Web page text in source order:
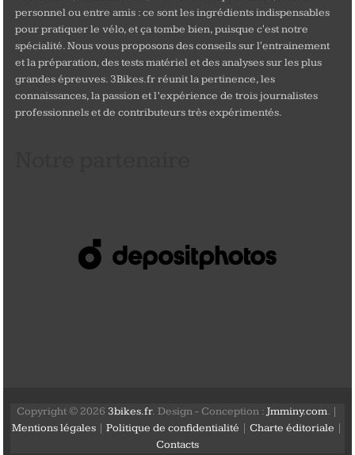
personnel ou entre amis : ce sont les ingrédients indispensables
pour pratiquer le vélo, et ça tombe bien, puisque c'est notre
spécialité. Nous vous proposons des conseils sur l'entrainement
et la préparation, des tests matériel et des analyses sur les plus
grandes épreuves. 3Bikes.fr réunit la pertinence, les
connaissances, la passion et l’expérience de trois journalistes
professionnels et de contributeurs très expérimentés.
Copyright © 2026 3bikes.fr. Design - Conception :Jmminy.com. |
Mentions légales |Politique de confidentialité |Charte éditoriale
Contacts